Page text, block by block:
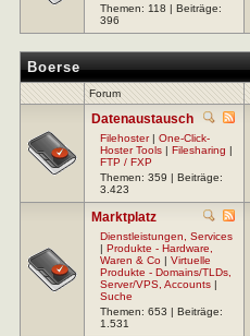
Themen: 118 | Beiträge:
396
Boerse
Forum
Datenaustausch
Filehoster| One-Click-
Hoster Tools | Filesharing |
FTP / FXP
Themen: 359 | Beiträge:
3.423
Marktplatz
Dienstleistungen, Services
| Produkte - Hardware,
Waren & Co | Virtuelle
Produkte - Domains/TLDs,
Server/VPS, Accounts |
Suche
Themen: 653 | Beiträge:
1.531